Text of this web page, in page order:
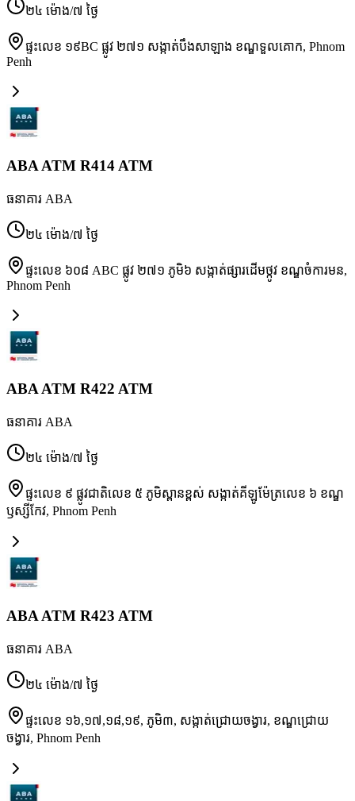
២៤ ម៉ោង/៧ ថ្ងៃ
ផ្ទះលេខ ១៩BC ផ្លូវ ២៧១ សង្កាត់បឹងសាឡាង ខណ្ឌទួលគោក, Phnom
Penh
ABA ATM R414 ATM
ធនាគារ ABA
២៤ ម៉ោង/៧ ថ្ងៃ
ផ្ទះលេខ ៦០៨ ABC ផ្លូវ ២៧១ ភូមិ៦ សង្កាត់ផ្សារដើមថ្កូវ ខណ្ឌចំការមន,
Phnom Penh
ABA ATM R422 ATM
ធនាគារ ABA
២៤ ម៉ោង/៧ ថ្ងៃ
ផ្ទះលេខ ៩ ផ្លូវជាតិលេខ ៥ ភូមិស្ពានខ្ពស់ សង្កាត់គីឡូម៉ែត្រលេខ ៦ ខណ្ឌ
ឫស្សីកែវ, Phnom Penh
ABA ATM R423 ATM
ធនាគារ ABA
២៤ ម៉ោង/៧ ថ្ងៃ
ផ្ទះលេខ ១៦,១៧,១៨,១៩, ភូមិ៣, សង្កាត់ជ្រោយចង្វារ, ខណ្ឌជ្រោយ
ចង្វារ, Phnom Penh